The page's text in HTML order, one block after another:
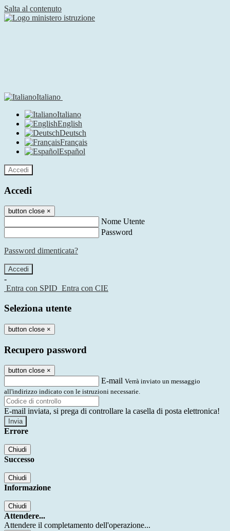
Salta al contenuto
Italiano
Italiano
English
Deutsch
Français
Español
Accedi
Accedi
button close ×
Nome Utente
Password
Password dimenticata?
-
Entra con SPID Entra con CIE
Seleziona utente
button close ×
Recupero password
button close ×
E-mail Verrà inviato un messaggio
all'indirizzo indicato con le istruzioni necessarie.
E-mail inviata, si prega di controllare la casella di posta elettronica!
Errore
Chiudi
Successo
Chiudi
Informazione
Chiudi
Attendere...
Attendere il completamento dell'operazione...